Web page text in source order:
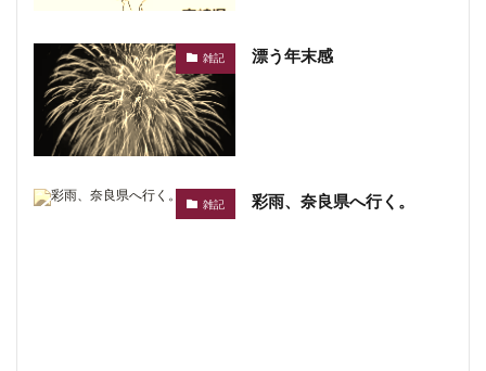
雑記 漂う年末感
雑記 彩雨、奈良県へ行く。